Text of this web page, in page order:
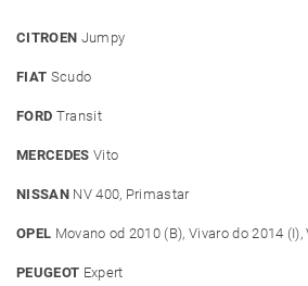
CITROEN Jumpy
FIAT Scudo
FORD Transit
MERCEDES Vito
NISSANNV 400, Primastar
OPEL Movano od 2010 (B), Vivaro do 2014
PEUGEOT Expert